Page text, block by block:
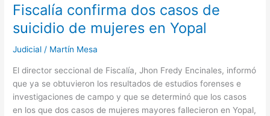
Fiscalía confirma dos casos de
suicidio de mujeres en Yopal
Judicial / Martín Mesa
El director seccional de Fiscalía, Jhon Fredy Encinales, informó
que ya se obtuvieron los resultados de estudios forenses e
investigaciones de campo y que se determinó que los casos
en los que dos casos de mujeres mayores fallecieron en Yopal,